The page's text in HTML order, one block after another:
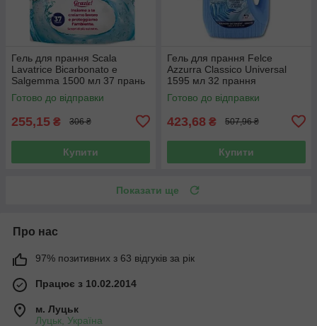
Гель для прання Scala
Lavatrice Bicarbonato e
Salgemma 1500 мл 37 прань
Готово до відправки
255,15 ₴ 306 ₴
Купити
Гель для прання Felce
Azzurra Classico Universal
1595 мл 32 прання
Готово до відправки
423,68 ₴ 507,96 ₴
Купити
Показати ще
Про нас
97% позитивних з 63 відгуків за рік
Працює з 10.02.2014
м. Луцьк
Луцьк, Україна